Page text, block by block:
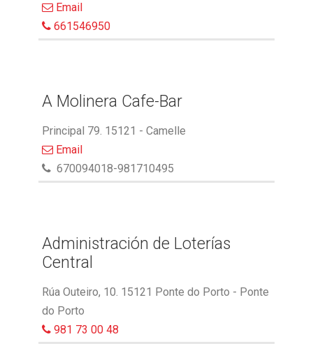
Email
661546950
A Molinera Cafe-Bar
Principal 79. 15121 - Camelle
Email
670094018-981710495
Administración de Loterías
Central
Rúa Outeiro, 10. 15121 Ponte do Porto - Ponte
do Porto
981 73 00 48